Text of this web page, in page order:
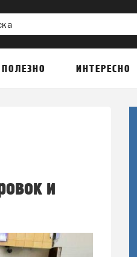
ПОЛЕЗНО ИНТЕРЕСНО
и